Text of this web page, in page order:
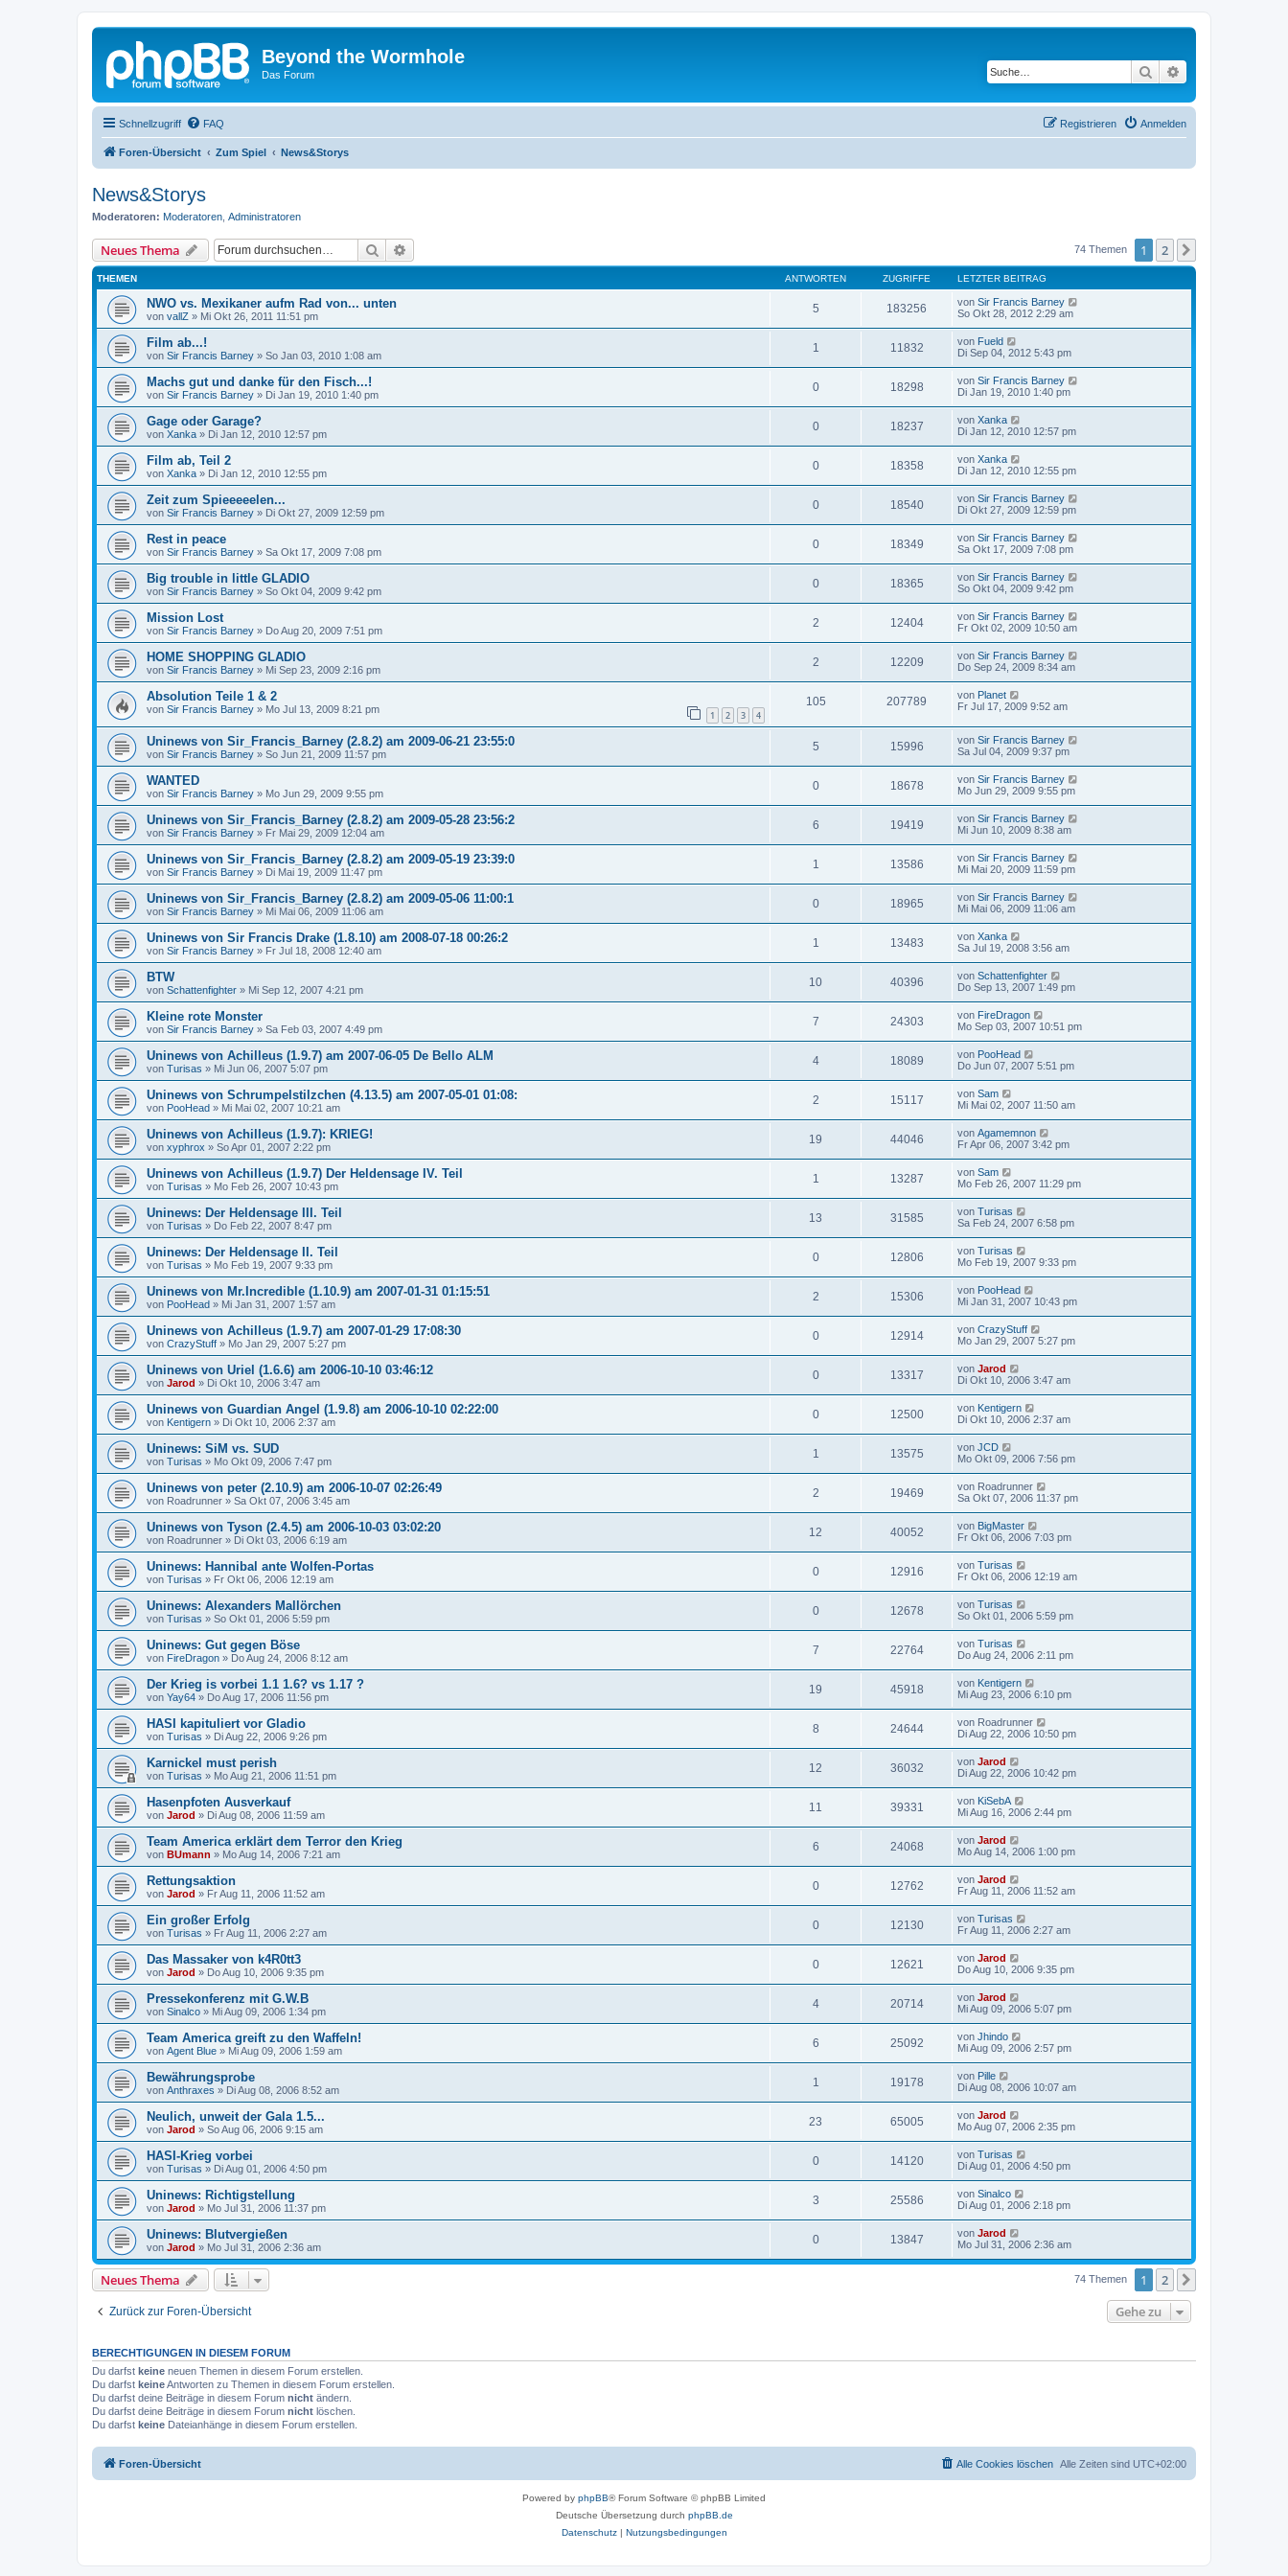
Beyond the Wormhole
Das Forum Suche
Schnellzugriff FAQ Anmelden
Registrieren
Foren-Übersicht Zum Spiel News&Storys
News&Storys
Moderatoren: Moderatoren Administratoren
Neues Thema Suche 74 Themen 1 2
THEMEN ANTWORTEN ZUGRIFFE LETZTER BEITRAG
NWO vs. Mexikaner aufm Rad von... unten
von vallZ » Mi Okt 26, 2011 11:51 pm
5 183256 von Sir Francis Barney
So Okt 28, 2012 2:29 am
Film ab...!
von Sir Francis Barney » So Jan 03, 2010 1:08 am
1 11832 von Fueld
Di Sep 04, 2012 5:43 pm
Machs gut und danke für den Fisch...!
von Sir Francis Barney » Di Jan 19, 2010 1:40 pm
0 18298 von Sir Francis Barney
Di Jan 19, 2010 1:40 pm
Gage oder Garage?
von Xanka » Di Jan 12, 2010 12:57 pm
0 18237 von Xanka
Di Jan 12, 2010 12:57 pm
Film ab, Teil 2
von Xanka » Di Jan 12, 2010 12:55 pm
0 18358 von Xanka
Di Jan 12, 2010 12:55 pm
Zeit zum Spieeeeelen...
von Sir Francis Barney » Di Okt 27, 2009 12:59 pm
0 18540 von Sir Francis Barney
Di Okt 27, 2009 12:59 pm
Rest in peace
von Sir Francis Barney » Sa Okt 17, 2009 7:08 pm
0 18349 von Sir Francis Barney
Sa Okt 17, 2009 7:08 pm
Big trouble in little GLADIO
von Sir Francis Barney » So Okt 04, 2009 9:42 pm
0 18365 von Sir Francis Barney
So Okt 04, 2009 9:42 pm
Mission Lost
von Sir Francis Barney » Do Aug 20, 2009 7:51 pm
2 12404 von Sir Francis Barney
Fr Okt 02, 2009 10:50 am
HOME SHOPPING GLADIO
von Sir Francis Barney » Mi Sep 23, 2009 2:16 pm
2 12209 von Sir Francis Barney
Do Sep 24, 2009 8:34 am
Absolution Teile 1 & 2
von Sir Francis Barney » Mo Jul 13, 2009 8:21 pm 1 2 3 4
105 207789 von Planet
Fr Jul 17, 2009 9:52 am
Uninews von Sir_Francis_Barney (2.8.2) am 2009-06-21 23:55:0
von Sir Francis Barney » So Jun 21, 2009 11:57 pm
5 15996 von Sir Francis Barney
Sa Jul 04, 2009 9:37 pm
WANTED
von Sir Francis Barney » Mo Jun 29, 2009 9:55 pm
0 18678 von Sir Francis Barney
Mo Jun 29, 2009 9:55 pm
Uninews von Sir_Francis_Barney (2.8.2) am 2009-05-28 23:56:2
von Sir Francis Barney » Fr Mai 29, 2009 12:04 am
6 19419 von Sir Francis Barney
Mi Jun 10, 2009 8:38 am
Uninews von Sir_Francis_Barney (2.8.2) am 2009-05-19 23:39:0
von Sir Francis Barney » Di Mai 19, 2009 11:47 pm
1 13586 von Sir Francis Barney
Mi Mai 20, 2009 11:59 pm
Uninews von Sir_Francis_Barney (2.8.2) am 2009-05-06 11:00:1
von Sir Francis Barney » Mi Mai 06, 2009 11:06 am
0 18965 von Sir Francis Barney
Mi Mai 06, 2009 11:06 am
Uninews von Sir Francis Drake (1.8.10) am 2008-07-18 00:26:2
von Sir Francis Barney » Fr Jul 18, 2008 12:40 am
1 13483 von Xanka
Sa Jul 19, 2008 3:56 am
BTW
von Schattenfighter » Mi Sep 12, 2007 4:21 pm
10 40396 von Schattenfighter
Do Sep 13, 2007 1:49 pm
Kleine rote Monster
von Sir Francis Barney » Sa Feb 03, 2007 4:49 pm
7 24303 von FireDragon
Mo Sep 03, 2007 10:51 pm
Uninews von Achilleus (1.9.7) am 2007-06-05 De Bello ALM
von Turisas » Mi Jun 06, 2007 5:07 pm
4 18089 von PooHead
Do Jun 07, 2007 5:51 pm
Uninews von Schrumpelstilzchen (4.13.5) am 2007-05-01 01:08:
von PooHead » Mi Mai 02, 2007 10:21 am
2 15117 von Sam
Mi Mai 02, 2007 11:50 am
Uninews von Achilleus (1.9.7): KRIEG!
von xyphrox » So Apr 01, 2007 2:22 pm
19 44046 von Agamemnon
Fr Apr 06, 2007 3:42 pm
Uninews von Achilleus (1.9.7) Der Heldensage IV. Teil
von Turisas » Mo Feb 26, 2007 10:43 pm
1 13287 von Sam
Mo Feb 26, 2007 11:29 pm
Uninews: Der Heldensage III. Teil
von Turisas » Do Feb 22, 2007 8:47 pm
13 31585 von Turisas
Sa Feb 24, 2007 6:58 pm
Uninews: Der Heldensage II. Teil
von Turisas » Mo Feb 19, 2007 9:33 pm
0 12806 von Turisas
Mo Feb 19, 2007 9:33 pm
Uninews von Mr.Incredible (1.10.9) am 2007-01-31 01:15:51
von PooHead » Mi Jan 31, 2007 1:57 am
2 15306 von PooHead
Mi Jan 31, 2007 10:43 pm
Uninews von Achilleus (1.9.7) am 2007-01-29 17:08:30
von CrazyStuff » Mo Jan 29, 2007 5:27 pm
0 12914 von CrazyStuff
Mo Jan 29, 2007 5:27 pm
Uninews von Uriel (1.6.6) am 2006-10-10 03:46:12
von Jarod » Di Okt 10, 2006 3:47 am
0 13317 von Jarod
Di Okt 10, 2006 3:47 am
Uninews von Guardian Angel (1.9.8) am 2006-10-10 02:22:00
von Kentigern » Di Okt 10, 2006 2:37 am
0 12500 von Kentigern
Di Okt 10, 2006 2:37 am
Uninews: SiM vs. SUD
von Turisas » Mo Okt 09, 2006 7:47 pm
1 13575 von JCD
Mo Okt 09, 2006 7:56 pm
Uninews von peter (2.10.9) am 2006-10-07 02:26:49
von Roadrunner » Sa Okt 07, 2006 3:45 am
2 19469 von Roadrunner
Sa Okt 07, 2006 11:37 pm
Uninews von Tyson (2.4.5) am 2006-10-03 03:02:20
von Roadrunner » Di Okt 03, 2006 6:19 am
12 40052 von BigMaster
Fr Okt 06, 2006 7:03 pm
Uninews: Hannibal ante Wolfen-Portas
von Turisas » Fr Okt 06, 2006 12:19 am
0 12916 von Turisas
Fr Okt 06, 2006 12:19 am
Uninews: Alexanders Mallörchen
von Turisas » So Okt 01, 2006 5:59 pm
0 12678 von Turisas
So Okt 01, 2006 5:59 pm
Uninews: Gut gegen Böse
von FireDragon » Do Aug 24, 2006 8:12 am
7 22764 von Turisas
Do Aug 24, 2006 2:11 pm
Der Krieg is vorbei 1.1 1.6? vs 1.17 ?
von Yay64 » Do Aug 17, 2006 11:56 pm
19 45918 von Kentigern
Mi Aug 23, 2006 6:10 pm
HASI kapituliert vor Gladio
von Turisas » Di Aug 22, 2006 9:26 pm
8 24644 von Roadrunner
Di Aug 22, 2006 10:50 pm
Karnickel must perish
von Turisas » Mo Aug 21, 2006 11:51 pm
12 36032 von Jarod
Di Aug 22, 2006 10:42 pm
Hasenpfoten Ausverkauf
von Jarod » Di Aug 08, 2006 11:59 am
11 39331 von KiSebA
Mi Aug 16, 2006 2:44 pm
Team America erklärt dem Terror den Krieg
von BUmann » Mo Aug 14, 2006 7:21 am
6 24068 von Jarod
Mo Aug 14, 2006 1:00 pm
Rettungsaktion
von Jarod » Fr Aug 11, 2006 11:52 am
0 12762 von Jarod
Fr Aug 11, 2006 11:52 am
Ein großer Erfolg
von Turisas » Fr Aug 11, 2006 2:27 am
0 12130 von Turisas
Fr Aug 11, 2006 2:27 am
Das Massaker von k4R0tt3
von Jarod » Do Aug 10, 2006 9:35 pm
0 12621 von Jarod
Do Aug 10, 2006 9:35 pm
Pressekonferenz mit G.W.B
von Sinalco » Mi Aug 09, 2006 1:34 pm
4 20714 von Jarod
Mi Aug 09, 2006 5:07 pm
Team America greift zu den Waffeln!
von Agent Blue » Mi Aug 09, 2006 1:59 am
6 25092 von Jhindo
Mi Aug 09, 2006 2:57 pm
Bewährungsprobe
von Anthraxes » Di Aug 08, 2006 8:52 am
1 19178 von Pille
Di Aug 08, 2006 10:07 am
Neulich, unweit der Gala 1.5...
von Jarod » So Aug 06, 2006 9:15 am
23 65005 von Jarod
Mo Aug 07, 2006 2:35 pm
HASI-Krieg vorbei
von Turisas » Di Aug 01, 2006 4:50 pm
0 14120 von Turisas
Di Aug 01, 2006 4:50 pm
Uninews: Richtigstellung
von Jarod » Mo Jul 31, 2006 11:37 pm
3 25586 von Sinalco
Di Aug 01, 2006 2:18 pm
Uninews: Blutvergießen
von Jarod » Mo Jul 31, 2006 2:36 am
0 13847 von Jarod
Mo Jul 31, 2006 2:36 am
Neues Thema 74 Themen 1 2
Zurück zur Foren-Übersicht Gehe zu
BERECHTIGUNGEN IN DIESEM FORUM
Du darfst keine neuen Themen in diesem Forum erstellen.
Du darfst keineAntworten zu Themen in diesem Forum erstellen.
Du darfst deine Beiträge in diesem Forum nicht ändern.
Du darfst deine Beiträge in diesem Forum nicht löschen.
Du darfst keine Dateianhänge in diesem Forum erstellen.
Foren-Übersicht Alle Zeiten sind UTC+02:00
Alle Cookies löschen
Powered by phpBB® Forum Software © phpBB Limited
Deutsche Übersetzung durch phpBB.de
Datenschutz| Nutzungsbedingungen